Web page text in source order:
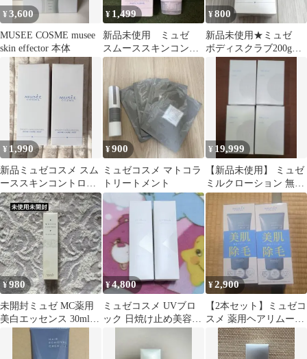
¥3,600
MUSEE COSME musee
skin effector 本体
¥ 1,499
新品未使用 ミュゼ
スムーススキンコント
ロール ボディスクラ
ブ 2点セット
¥800
新品未使用★ミュゼ
ボディスクラブ200g
フローラルフルーティ
ーの香り
¥ 1,990
新品ミュゼコスメ スム
ーススキンコントロー
ル アクネケアミスト 2
本¥6600
¥900
ミュゼコスメ マトコラ
トリートメント
¥ 19,999
【新品未使用】 ミュゼ
ミルクローション 無香
料 ブーケサボンの香り
¥980
未開封ミュゼ MC薬用
美白エッセンス 30ml
デリケートスキン
¥4,800
ミュゼコスメ UVブロ
ック 日焼け止め美容液
¥2,900
【2本セット】ミュゼコ
スメ 薬用ヘアリムーバ
ルクリーム 200g